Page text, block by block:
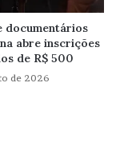
documentários
abre inscrições
de R$ 500
de 2026